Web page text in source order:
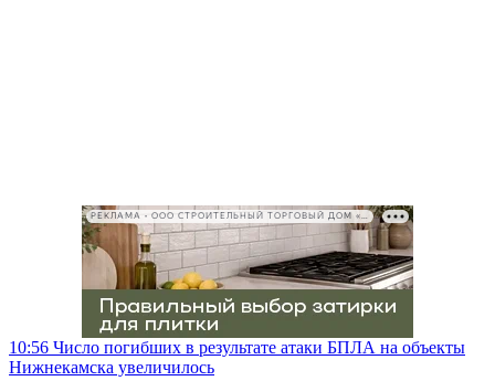
РЕКЛАМА • ООО СТРОИТЕЛЬНЫЙ ТОРГОВЫЙ ДОМ «ПЕТРОВИЧ», ИНН 7802348846
10:56 Число погибших в результате атаки БПЛА на объекты
Нижнекамска увеличилось